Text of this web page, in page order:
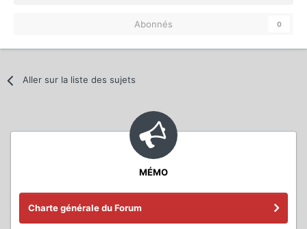
Abonnés 0
Aller sur la liste des sujets
MÉMO
Charte générale du Forum